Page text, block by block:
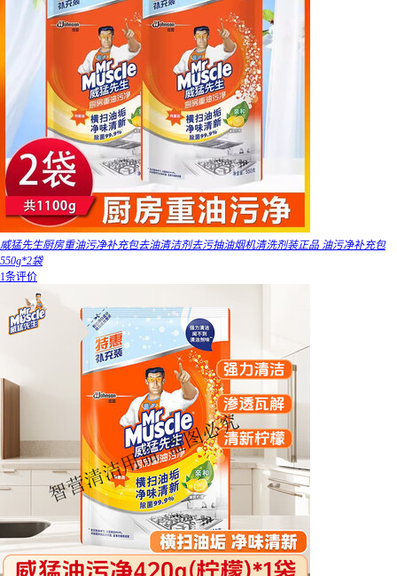
威猛先生厨房重油污净补充包去油清洁剂去污抽油烟机清洗剂装正品 油污净补充包
550g*2袋
1条评价